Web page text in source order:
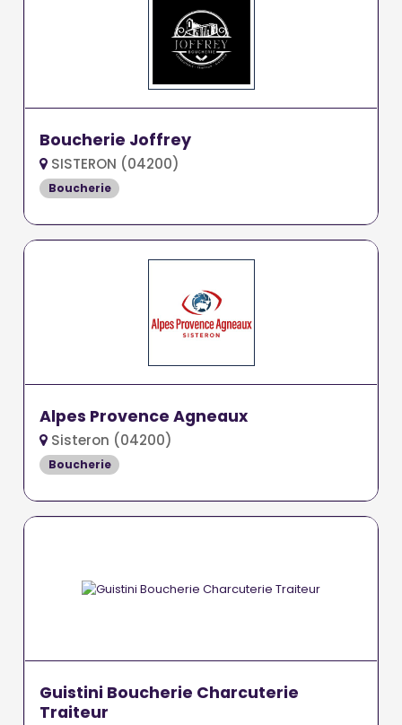
Boucherie Joffrey
SISTERON (04200)
Boucherie
Alpes Provence Agneaux
Sisteron (04200)
Boucherie
Guistini Boucherie Charcuterie
Traiteur